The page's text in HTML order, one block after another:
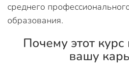
среднего
образования.
Почему этот
вашу